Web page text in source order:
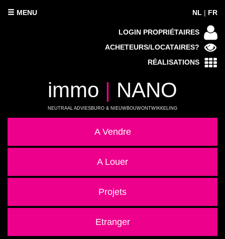
MENU NL | FR
LOGIN PROPRIÉTAIRES
ACHETEURS/LOCATAIRES?
RÉALISATIONS
immo | NANO
NEUTRAAL ADVIESBURO & NIEUWBOUWONTWIKKELING
A Vendre
A Louer
Projets
Etranger